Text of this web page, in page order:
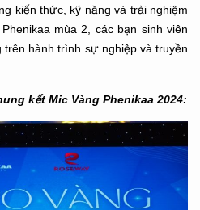
kiến thức, kỹ năng và trải nghiệm
mùa 2, các bạn sinh viên
trên hành trình sự nghiệp và truyền
kết Mic Vàng Phenikaa 2024: